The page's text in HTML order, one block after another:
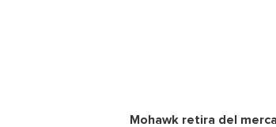
Mohawk retira del